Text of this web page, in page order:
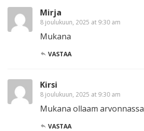
Mirja
8 joulukuun, 2025 at 9:30 am
Mukana
VASTAA
Kirsi
8 joulukuun, 2025 at 9:30 am
Mukana ollaam arvonnassa
VASTAA